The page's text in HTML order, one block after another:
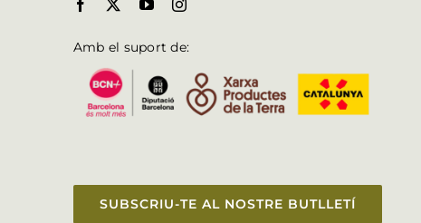
Amb el suport de:
SUBSCRIU-TE AL NOSTRE BUTLLETÍ